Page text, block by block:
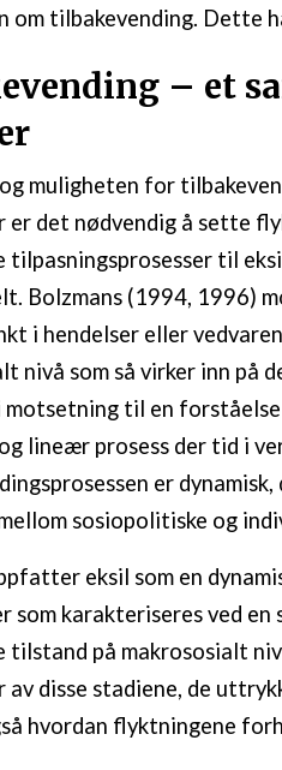
om tilbakevending. Dette
– et
muligheten for
er det nødvendig å sette
tilpasningsprosesser til
Bolzmans (1994, 1996)
i hendelser eller
nivå som så virker inn på
motsetning til en
lineær prosess der tid i
er
sosiopolitiske og
eksil som en
som karakteriseres ved
tilstand på makrososialt
av disse stadiene, de
hvordan flyktningene